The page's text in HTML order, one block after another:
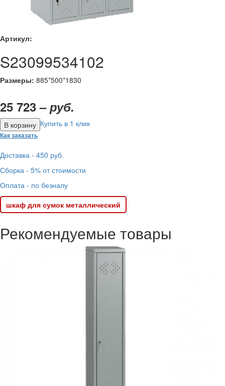
Артикул:
S23099534102
Размеры: 885*500*1830
25 723 –руб.
Купить в 1 клик
Как заказать
Доставка - 450 руб.
Сборка - 5% от стоимости
Оплата - по безналу
шкаф для сумок металлический
Рекомендуемые товары